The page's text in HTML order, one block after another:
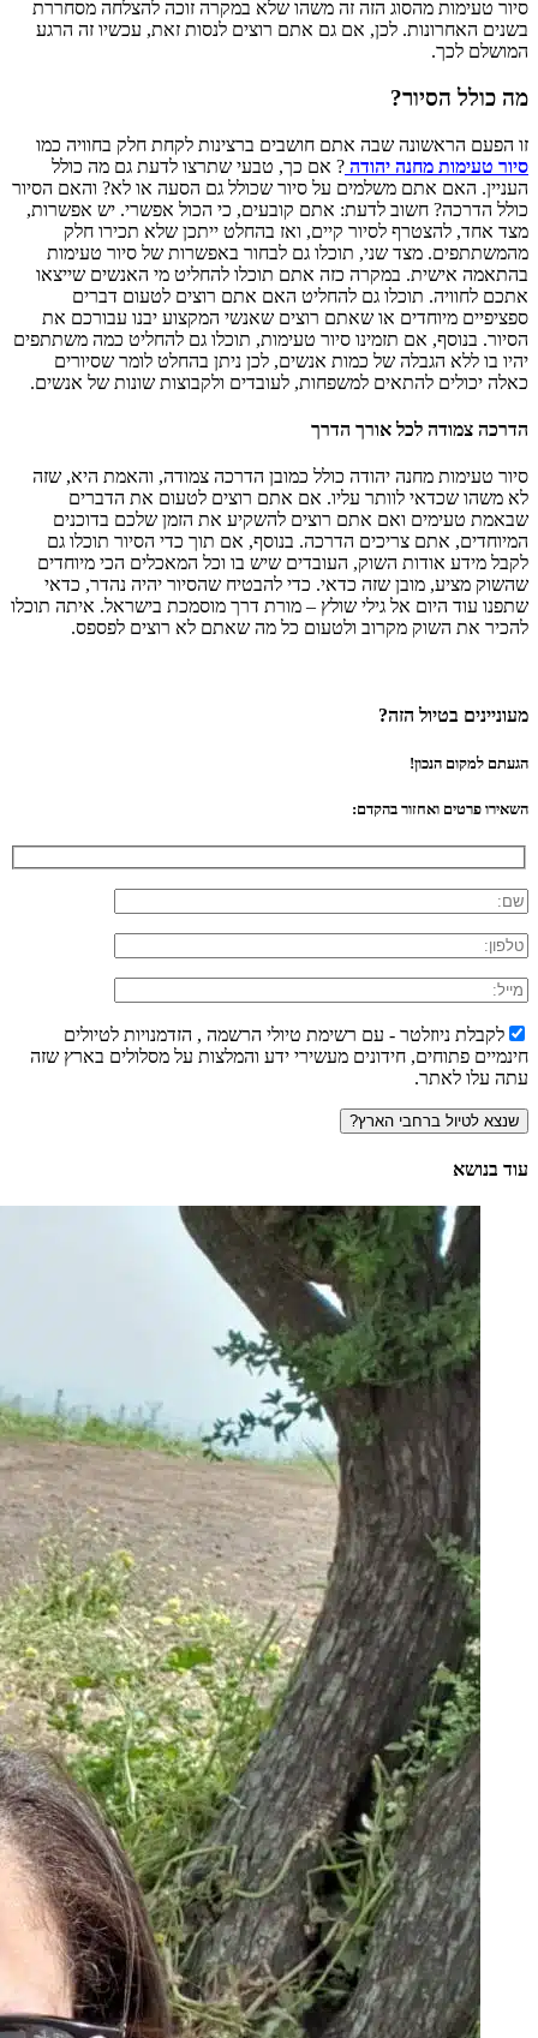
סיור טעימות מהסוג הזה זה משהו שלא במקרה זוכה להצלחה מסחררת
בשנים האחרונות. לכן, אם גם אתם רוצים לנסות זאת, עכשיו זה הרגע
המושלם לכך.
מה כולל הסיור?
זו הפעם הראשונה שבה אתם חושבים ברצינות לקחת חלק בחוויה כמו
סיור טעימות מחנה יהודה ? אם כך, טבעי שתרצו לדעת גם מה כולל
העניין. האם אתם משלמים על סיור שכולל גם הסעה או לא? והאם הסיור
כולל הדרכה? חשוב לדעת: אתם קובעים, כי הכול אפשרי. יש אפשרות,
מצד אחד, להצטרף לסיור קיים, ואז בהחלט ייתכן שלא תכירו חלק
מהמשתתפים. מצד שני, תוכלו גם לבחור באפשרות של סיור טעימות
בהתאמה אישית. במקרה כזה אתם תוכלו להחליט מי האנשים שייצאו
אתכם לחוויה. תוכלו גם להחליט האם אתם רוצים לטעום דברים
ספציפיים מיוחדים או שאתם רוצים שאנשי המקצוע יבנו עבורכם את
הסיור. בנוסף, אם תזמינו סיור טעימות, תוכלו גם להחליט כמה משתתפים
יהיו בו ללא הגבלה של כמות אנשים, לכן ניתן בהחלט לומר שסיורים
כאלה יכולים להתאים למשפחות, לעובדים ולקבוצות שונות של אנשים.
הדרכה צמודה לכל אורך הדרך
סיור טעימות מחנה יהודה כולל כמובן הדרכה צמודה, והאמת היא, שזה
לא משהו שכדאי לוותר עליו. אם אתם רוצים לטעום את הדברים
שבאמת טעימים ואם אתם רוצים להשקיע את הזמן שלכם בדוכנים
המיוחדים, אתם צריכים הדרכה. בנוסף, אם תוך כדי הסיור תוכלו גם
לקבל מידע אודות השוק, העובדים שיש בו וכל המאכלים הכי מיוחדים
שהשוק מציע, מובן שזה כדאי. כדי להבטיח שהסיור יהיה נהדר, כדאי
שתפנו עוד היום אל גילי שולץ – מורת דרך מוסמכת בישראל. איתה תוכלו
להכיר את השוק מקרוב ולטעום כל מה שאתם לא רוצים לפספס.
מעוניינים בטיול הזה?
הגעתם למקום הנכון!
השאירו פרטים ואחזור בהקדם:
לקבלת ניוזלטר - עם רשימת טיולי הרשמה , הזדמנויות לטיולים
חינמיים פתוחים, חידונים מעשירי ידע והמלצות על מסלולים בארץ שזה
עתה עלו לאתר.
עוד בנושא